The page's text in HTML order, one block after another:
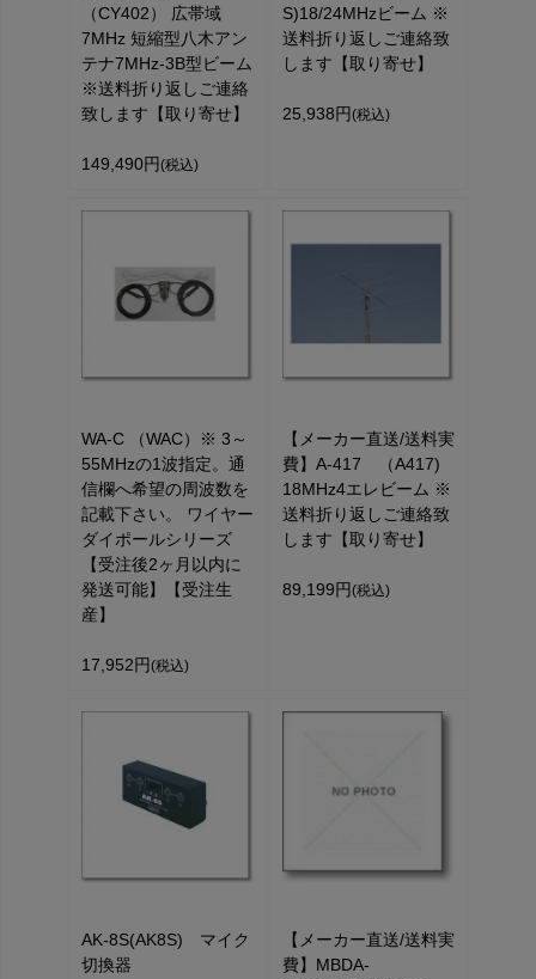
（CY402） 広帯域
7MHz 短縮型八木アン
テナ7MHz-3B型ビーム
※送料折り返しご連絡
致します【取り寄せ】
149,490円 (税込)
S)18/24MHzビーム ※
送料折り返しご連絡致
します【取り寄せ】
25,938円 (税込)
WA-C （WAC）※ 3～
55MHzの1波指定。通
信欄へ希望の周波数を
記載下さい。 ワイヤー
ダイポールシリーズ
【受注後2ヶ月以内に
発送可能】【受注生
産】
17,952円 (税込)
【メーカー直送/送料実
費】A-417 （A417)
18MHz4エレビーム ※
送料折り返しご連絡致
します【取り寄せ】
89,199円 (税込)
AK-8S(AK8S) マイク
切換器
【メーカー直送/送料実
費】MBDA-